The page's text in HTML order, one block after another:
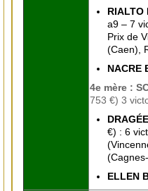
RIALTO
a9 – 7
Prix de
(Caen),
NACRE
4e mère :
753 €) 3
€) : 6
ELLEN